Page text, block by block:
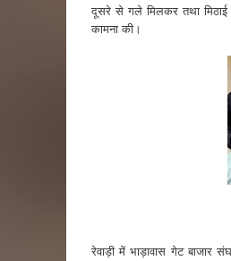
दूसरे से गले मिलकर तथा
कामना की।
रेवाड़ी में भाड़ावास गेट